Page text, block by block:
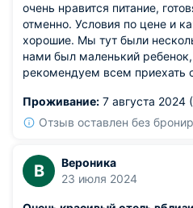
очень нравится питание,
отменно. Условия по цене и
хорошие. Мы тут были
нами был маленький
рекомендуем всем приехать
Проживание: 7 августа 2024
Отзыв оставлен без
В
Вероника
23 июля 2024